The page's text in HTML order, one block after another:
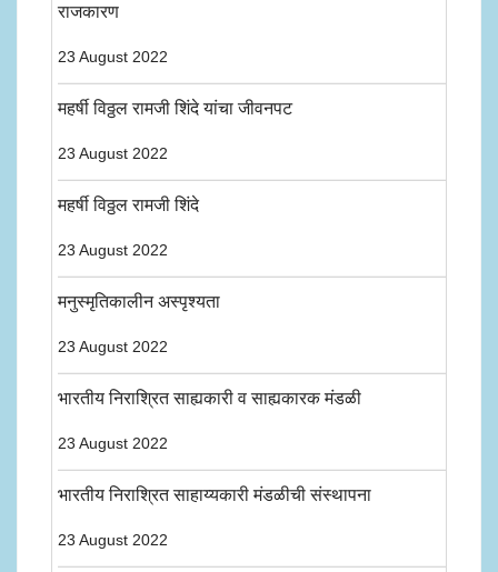
राजकारण
23 August 2022
महर्षी विठ्ठल रामजी शिंदे यांचा जीवनपट
23 August 2022
महर्षी विठ्ठल रामजी शिंदे
23 August 2022
मनुस्मृतिकालीन अस्पृश्यता
23 August 2022
भारतीय निराश्रित साह्यकारी व साह्यकारक मंडळी
23 August 2022
भारतीय निराश्रित साहाय्यकारी मंडळीची संस्थापना
23 August 2022